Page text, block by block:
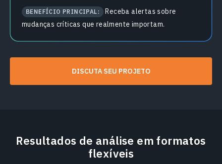
BENEFÍCIO PRINCIPAL:
Receba alertas sobre
mudanças críticas que realmente importam.
DISCUTA SEU PROJETO
Resultados de análise em formatos
flexíveis